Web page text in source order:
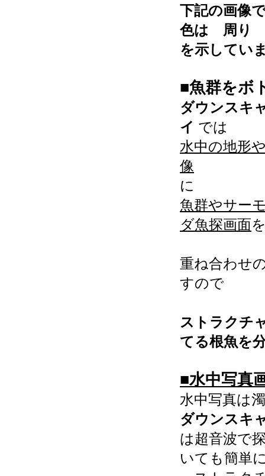
下記の画
色は 周
を示してい
■魚群をボ
ダウンスキ
イ では
水中の地形
像
に
魚群やサー
ダ魚探画面
重ね合わせ
すので
ストラクチ
てる根魚を
■水中写真
水中写真は
ダウンスキ
は超音波で
いても簡単